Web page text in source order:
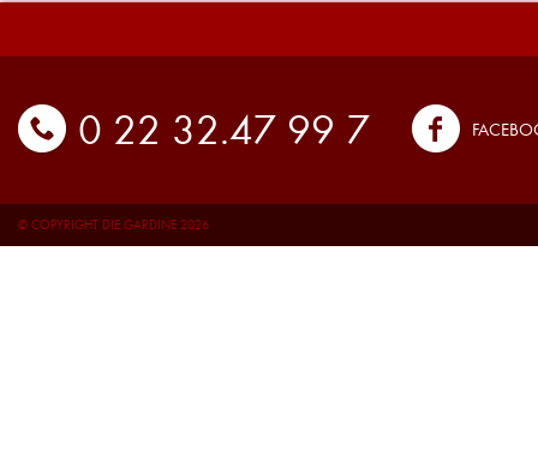
0 22 32.47 99 7
© COPYRIGHT DIE GARDINE 2026